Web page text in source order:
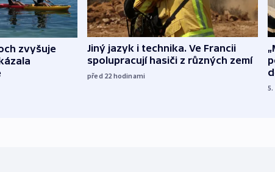
zvyšuje
Jiný jazyk i technika. Ve Francii
spolupracují hasiči z různých zemí
před 22 hodinami
5.